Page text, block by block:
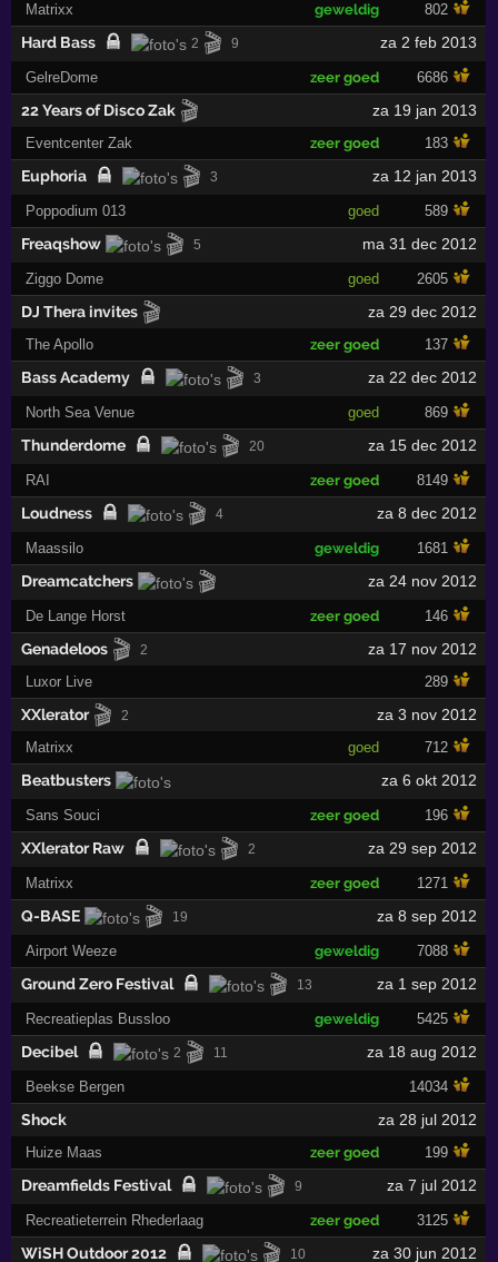
Matrixx geweldig 802
Hard Bass 2 🎬 9 za 2 feb 2013
GelreDome zeer goed 6686
22 Years of Disco Zak 🎬 za 19 jan 2013
Eventcenter Zak zeer goed 183
Euphoria 🎬 3 za 12 jan 2013
Poppodium 013 goed 589
Freaqshow 🎬 5 ma 31 dec 2012
Ziggo Dome goed 2605
DJ Thera invites 🎬 za 29 dec 2012
The Apollo zeer goed 137
Bass Academy 🎬 3 za 22 dec 2012
North Sea Venue goed 869
Thunderdome 🎬 20 za 15 dec 2012
RAI zeer goed 8149
Loudness 🎬 4 za 8 dec 2012
Maassilo geweldig 1681
Dreamcatchers 🎬 za 24 nov 2012
De Lange Horst zeer goed 146
Genadeloos 🎬 2 za 17 nov 2012
Luxor Live 289
XXlerator 🎬 2 za 3 nov 2012
Matrixx goed 712
Beatbusters za 6 okt 2012
Sans Souci zeer goed 196
XXlerator Raw 🎬 2 za 29 sep 2012
Matrixx zeer goed 1271
Q-BASE 🎬 19 za 8 sep 2012
Airport Weeze geweldig 7088
Ground Zero Festival 🎬 13 za 1 sep 2012
Recreatieplas Bussloo geweldig 5425
Decibel 2 🎬 11 za 18 aug 2012
Beekse Bergen 14034
Shock za 28 jul 2012
Huize Maas zeer goed 199
Dreamfields Festival 🎬 9 za 7 jul 2012
Recreatieterrein Rhederlaag zeer goed 3125
WiSH Outdoor 2012 🎬 10 za 30 jun 2012